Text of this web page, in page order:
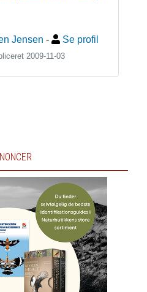
Jensen - Se profil
2009-11-03